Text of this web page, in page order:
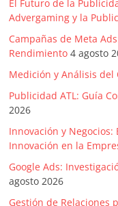
|
de
en
El Futuro de la
Advergaming y la
Campañas de Meta
Rendimiento 4 agosto
Medición y Análisis
Publicidad ATL: Guía
2026
Innovación y
Innovación en la
Google Ads:
agosto 2026
Gestión de Relaciones